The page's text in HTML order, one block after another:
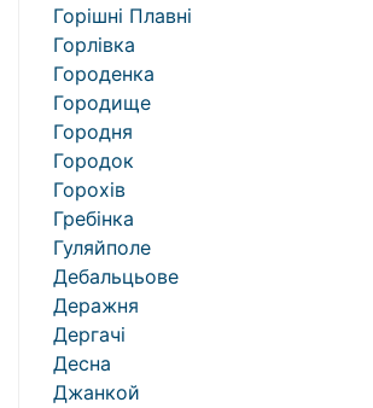
Горішні Плавні
Горлівка
Городенка
Городище
Городня
Городок
Горохів
Гребінка
Гуляйполе
Дебальцьове
Деражня
Дергачі
Десна
Джанкой